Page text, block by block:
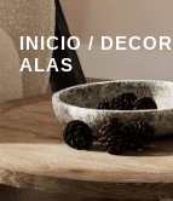
INICIO/
ALAS